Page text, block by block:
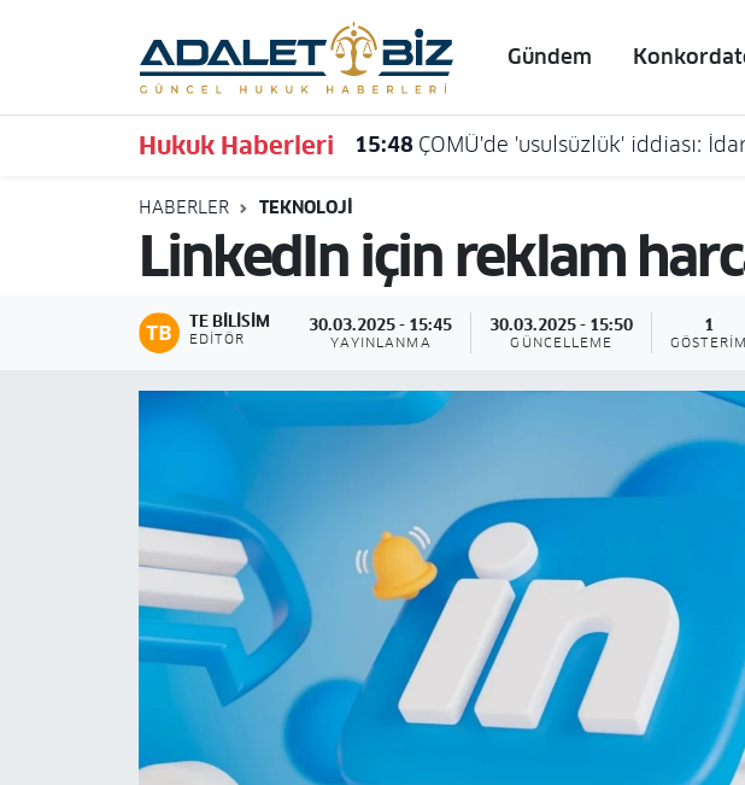
Gündem
Hukuk Haberleri 15:48 ÇOMÜ'de 'usulsüzlük' iddiası:
HABERLER TEKNOLOJI
LinkedIn için reklam
TE BILISIM
EDITÖR
30.03.2025 - 15:45
YAYINLANMA
30.03.2025 - 15:50
GÜNCELLEME
1
GÖSTERIM
Hava Durumu
Trafik Durumu
Süper Lig Puan Durumu ve Fikstür
Tüm Manşetler
Son Dakika Haberleri
Haber Arşivi